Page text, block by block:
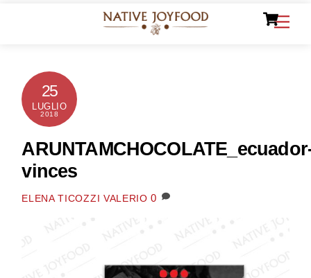
25
LUGLIO
2018
vinces
ELENA TICOZZI VALERIO 0